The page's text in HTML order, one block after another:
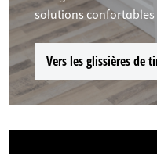
solutions
Vers les glissières de